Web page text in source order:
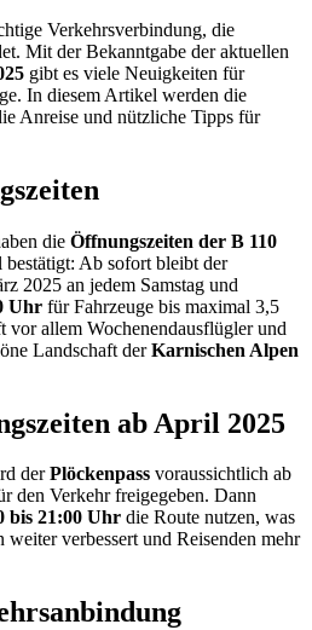
Verkehrsverbindung, die
Mit der Bekanntgabe der aktuellen
gibt es viele Neuigkeiten für
In diesem Artikel werden die
Anreise und nützliche Tipps für
die Öffnungszeiten der B 110
Ab sofort bleibt der
2025 an jedem Samstag und
Uhr für Fahrzeuge bis maximal 3,5
allem Wochenendausflügler und
Landschaft derKarnischen Alpen
ab April 2025
derPlöckenpass voraussichtlich ab
den Verkehr freigegeben. Dann
bis 21:00 Uhr die Route nutzen, was
verbessert und Reisenden mehr